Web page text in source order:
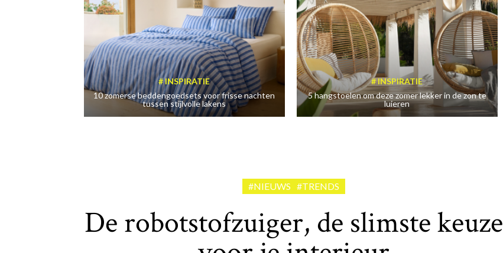
INSPIRATIE
10 zomerse beddengoedsets voor frisse nachten
tussen stijlvolle lakens
INSPIRATIE
5 hangstoelen om deze zomer lekker in de zon te
luieren
#NIEUWS #TRENDS
De robotstofzuiger, de slimste keuze